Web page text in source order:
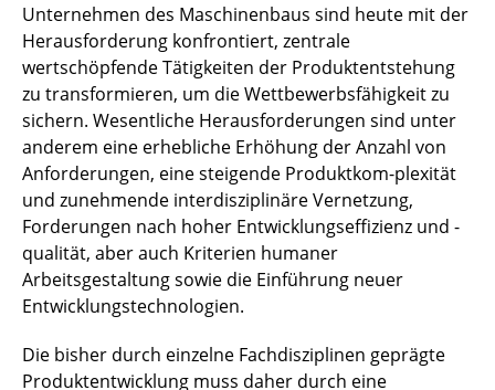
Unternehmen des Maschinenbaus sind heute mit der
Herausforderung konfrontiert, zentrale
wertschöpfende Tätigkeiten der Produktentstehung
zu transformieren, um die Wettbewerbsfähigkeit zu
sichern. Wesentliche Herausforderungen sind unter
anderem eine erhebliche Erhöhung der Anzahl von
Anforderungen, eine steigende Produktkom-plexität
und zunehmende interdisziplinäre Vernetzung,
Forderungen nach hoher Entwicklungseffizienz und -
qualität, aber auch Kriterien humaner
Arbeitsgestaltung sowie die Einführung neuer
Entwicklungstechnologien.
Die bisher durch einzelne Fachdisziplinen geprägte
Produktentwicklung muss daher durch eine